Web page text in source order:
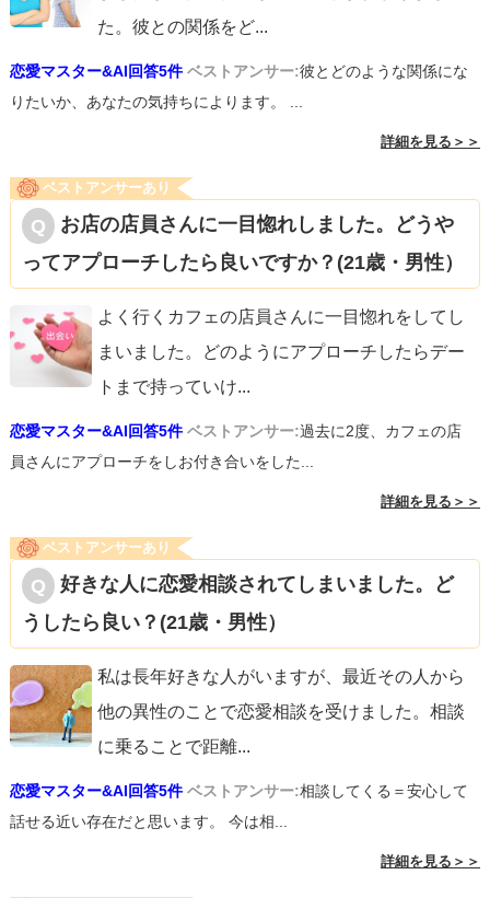
た。彼との関係をど...
恋愛マスター&AI回答5件 ベストアンサー:彼とどのような関係にな
りたいか、あなたの気持ちによります。 ...
詳細を見る＞＞
ベストアンサーあり
お店の店員さんに一目惚れしました。どうや
ってアプローチしたら良いですか？(21歳・男性）
よく行くカフェの店員さんに一目惚れをしてし
まいました。どのようにアプローチしたらデー
トまで持っていけ...
恋愛マスター&AI回答5件 ベストアンサー:過去に2度、カフェの店
員さんにアプローチをしお付き合いをした...
詳細を見る＞＞
ベストアンサーあり
好きな人に恋愛相談されてしまいました。ど
うしたら良い？(21歳・男性）
私は長年好きな人がいますが、最近その人から
他の異性のことで恋愛相談を受けました。相談
に乗ることで距離...
恋愛マスター&AI回答5件 ベストアンサー:相談してくる＝安心して
話せる近い存在だと思います。 今は相...
詳細を見る＞＞